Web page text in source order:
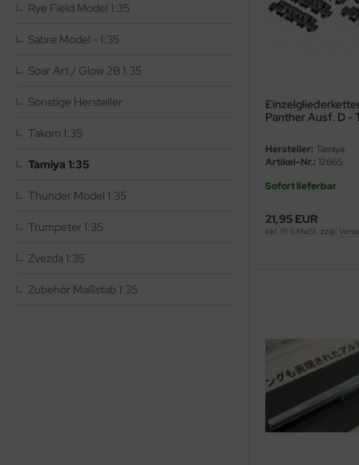
Rye Field Model 1:35
Sabre Model - 1:35
Soar Art / Glow 2B 1:35
Sonstige Hersteller
Takom 1:35
Tamiya 1:35
Thunder Model 1:35
Trumpeter 1:35
Zvezda 1:35
Zubehör Maßstab 1:35
Panther Ausf. D -
Hersteller: Tamiya
Artikel-Nr.: 12665
Sofort lieferbar
21,95 EUR
inkl. 19 % MwSt. zzgl.
of Valor / Waltersons
Hobby
Model Kits